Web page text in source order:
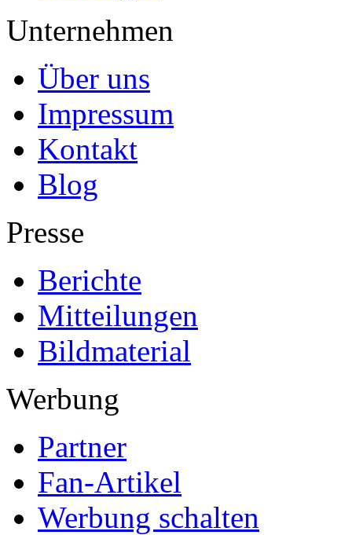
Unternehmen
Über uns
Impressum
Kontakt
Blog
Presse
Berichte
Mitteilungen
Bildmaterial
Werbung
Partner
Fan-Artikel
Werbung schalten